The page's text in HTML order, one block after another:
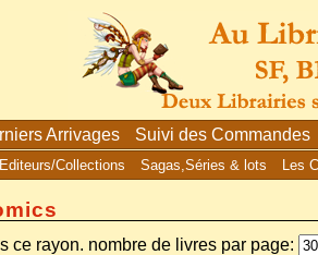
Arrivages Suivi des Commandes
Editeurs/Collections Sagas,Séries & lots Les
ce rayon. nombre de livres par page: